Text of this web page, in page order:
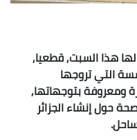
هذا السبت, قطعيا,
التي تروجها
ومعروفة بتوجهاتها,
حول إنشاء الجزائر